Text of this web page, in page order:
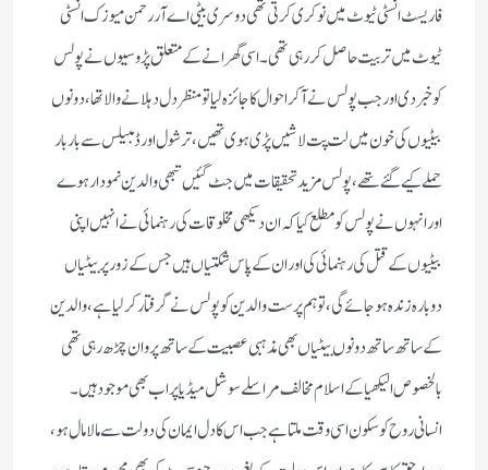
فاریسٹ انسٹی ٹیوٹ میں نوکری کرتی تھی دوسری بیٹی اے آر رحمن میوزک انسٹی
ٹیوٹ میں تربیت حاصل کررہی تھی۔ اسی گھرانے کے متعلق پڑوسیوں نے پولس
کو خبر دی اور جب پولس نے آکر احوال کا جائزہ لیا تو منظر دل دہلانے والا تھا، دونوں
بیٹیوں کی خون میں لت پت لاشیں پڑی ہوی تھیں، ترشول اور ڈمبیلس سے بار بار
حملے کیے گئے تھے، پولس مزید تحقیقات میں جٹ گئیں تبھی والدین نمودار ہوے
اور انہوں نے پولس کو مطلع کیا کہ ان دیکھی مخلوقات کی رہنمائی نے انہیں اپنی
بیٹیوں کے قتل کی رہنمائی کی اور ان کے پاس شکتیاں ہیں جس کے زور پر بیٹیاں
دوبارہ زندہ ہوجائے گی، توہم پرست والدین کو پولس نے گرفتار کرلیا ہے، والدین
کے ساتھ ساتھ دونوں بیٹیاں بھی مذہبی عصبیت کے ساتھ پروان چڑھ رہی تھی
بالخصوص الیکھیا کے اسلام مخالف مراسلے سوشل میڈیا پر اب بھی موجود ہیں۔
انسانی روح کو سکون اسی وقت ملتا ہے جب اس کا دل ایمان کی دولت سے مالا مال ہو،